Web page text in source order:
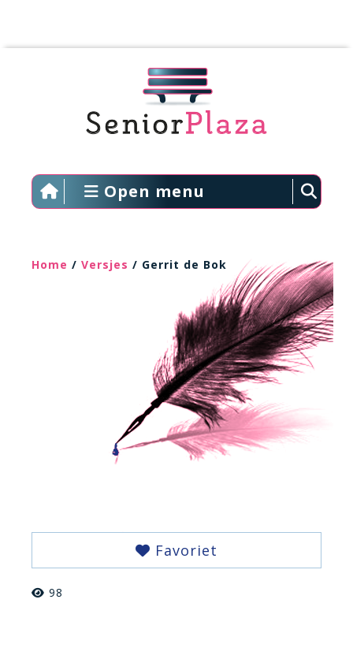
Open menu
Home / Versjes / Gerrit de Bok
Favoriet
98